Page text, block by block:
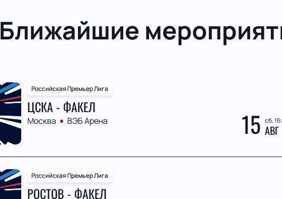
Ближайшие
Российская Премьер Лига
ЦСКА - ФАКЕЛ
Москва ВЭБ Арена 15 сб,
АВГ
Российская Премьер Лига
РОСТОВ - ФАКЕЛ